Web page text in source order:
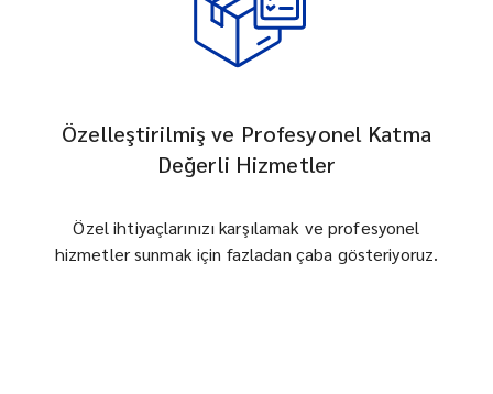
Özelleştirilmiş ve Profesyonel Katma
Değerli Hizmetler
Özel ihtiyaçlarınızı karşılamak ve profesyonel
hizmetler sunmak için fazladan çaba gösteriyoruz.